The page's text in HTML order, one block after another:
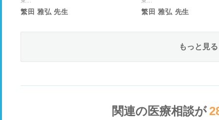
繁田 雅弘 先生 繁田 雅弘 先生
もっと見る
関連の医療相談が